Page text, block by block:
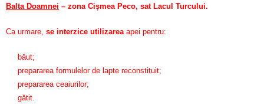
Balta Doamnei – zona Cișmea Peco, sat Lacul Turcului.
Ca urmare, se interzice utilizarea apei pentru:
băut;
prepararea formulelor de lapte reconstituit;
prepararea ceaiurilor;
gătit.